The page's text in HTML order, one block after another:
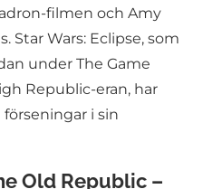
filmen och Amy
Star Wars: Eclipse, som
under The Game
Republic-eran, har
i sin
Old Republic –